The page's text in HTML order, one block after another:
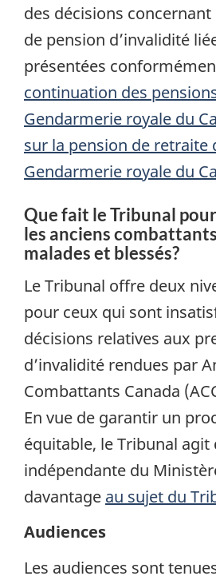
des décisions
de pension d’invalidité
présentées
continuation des
Gendarmerie royale du
sur la pension de retraite
Gendarmerie royale du
Que fait le Tribunal pour
les anciens
malades et blessés?
Le Tribunal offre deux
pour ceux qui sont
décisions relatives aux
d’invalidité rendues par
Combattants Canada
En vue de garantir un
équitable, le Tribunal agit
indépendante du
davantage au sujet du
Audiences
Les audiences sont